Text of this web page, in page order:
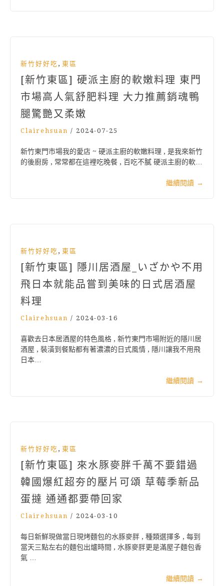
新竹好好吃 , 東區
[新竹東區] 硬派主廚的軟嫩料理 東門
市場高人氣舒肥料理 大力推薦銷魂鴨
腿驚艷又柔嫩
Clairehsuan / 2024-07-25
新竹東門市場我的愛店 ~ 硬派主廚的軟嫩料理 , 是我來新竹
的後廚房 , 常常都在這裡吃晚餐 , 百吃不膩 硬派主廚的軟…
繼續閱讀 →
新竹好好吃 , 東區
[新竹東區] 隱川居酒屋_いざかや不用
飛日本就能品嘗到美味的日式居酒屋
料理
Clairehsuan / 2024-03-16
喜歡去日本居酒屋的特色風格 , 新竹東門市場附近的隱川居
酒屋 , 裝潢到餐點都有著濃濃的日式風情 , 隱川讓我不用飛
日本…
繼續閱讀 →
新竹好好吃 , 東區
[新竹東區] 來水豚麥胖千萬不要錯過
韓國爆紅超夯的壓片可頌 草莓季新品
蛋撻 通通都要帶回家
Clairehsuan / 2024-03-10
每日新鮮現做當日現烤麵包的水豚麥胖 , 種類選擇多 , 每到
當天三點左右的麵包出爐時間 , 水豚麥胖更是滿屋子麵包香
氣 …
繼續閱讀 →